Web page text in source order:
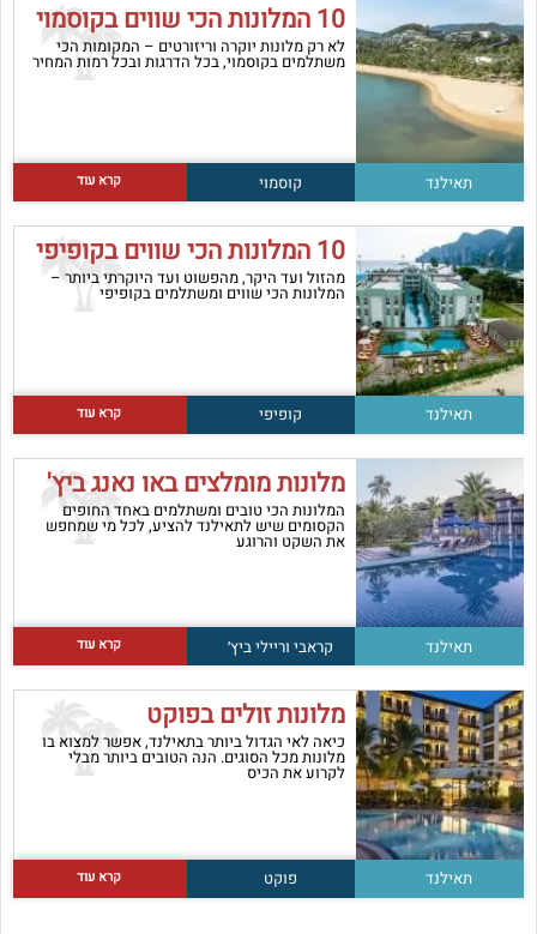
10 המלונות הכי שווים בקוסמוי
לא רק מלונות יוקרה וריזורטים – המקומות הכי
משתלמים בקוסמוי, בכל הדרגות ובכל רמות המחיר
תאילנד קוסמוי קרא עוד
10 המלונות הכי שווים בקופיפי
מהזול ועד היקר, מהפשוט ועד היוקרתי ביותר –
המלונות הכי שווים ומשתלמים בקופיפי
תאילנד קופיפי קרא עוד
מלונות מומלצים באו נאנג ביץ'
המלונות הכי טובים ומשתלמים באחד החופים
הקסומים שיש לתאילנד להציע, לכל מי שמחפש
את השקט והרוגע
תאילנד קראבי וריילי ביץ׳ קרא עוד
מלונות זולים בפוקט
כיאה לאי הגדול ביותר בתאילנד, אפשר למצוא בו
מלונות מכל הסוגים. הנה הטובים ביותר מבלי
לקרוע את הכיס
תאילנד פוקט קרא עוד